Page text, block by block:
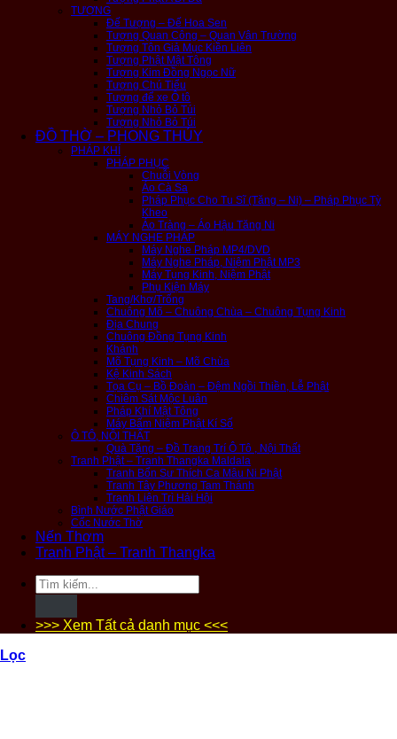
TƯỢNG
Đế Tượng – Đế Hoa Sen
Tượng Quan Công – Quan Vân Trường
Tượng Tôn Giả Mục Kiền Liên
Tượng Phật Mật Tông
Tượng Kim Đồng Ngọc Nữ
Tượng Chú Tiểu
Tượng để xe Ô tô
Tượng Nhỏ Bỏ Túi
Tượng Nhỏ Bỏ Túi
ĐỒ THỜ – PHONG THỦY
PHÁP KHÍ
PHÁP PHỤC
Chuỗi Vòng
Áo Cà Sa
Pháp Phục Cho Tu Sĩ (Tăng – Ni) – Pháp Phục Tỳ
Kheo
Áo Tràng – Áo Hậu Tăng Ni
MÁY NGHE PHÁP
Máy Nghe Pháp MP4/DVD
Máy Nghe Pháp, Niệm Phật MP3
Máy Tụng Kinh, Niệm Phật
Phụ Kiện Máy
Tang/Khơ/Trống
Chuông Mõ – Chuông Chùa – Chuông Tụng Kinh
Địa Chung
Chuông Đồng Tụng Kinh
Khánh
Mõ Tụng Kinh – Mõ Chùa
Kệ Kinh Sách
Tọa Cụ – Bồ Đoàn – Đệm Ngồi Thiền, Lễ Phật
Chiêm Sát Mộc Luân
Pháp Khí Mật Tông
Máy Bấm Niệm Phật Kí Số
Ô TÔ, NỘI THẤT
Quà Tặng – Đồ Trang Trí Ô Tô , Nội Thất
Tranh Phật – Tranh Thangka Maldala
Tranh Bổn Sư Thích Ca Mâu Ni Phật
Tranh Tây Phương Tam Thánh
Tranh Liên Trì Hải Hội
Bình Nước Phật Giáo
Cốc Nước Thờ
Nến Thơm
Tranh Phật – Tranh Thangka
Tìm
kiếm:
>>> Xem Tất cả danh mục <<<
Lọc